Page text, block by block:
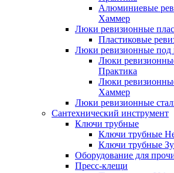
Алюминиевые
Хаммер
Люки ревизионные
Пластиковые
Люки ревизионные под
Люки
Практика
Люки
Хаммер
Люки ревизионные
Сантехнический инструмент
Ключи трубные
Ключи трубные
Ключи трубные
Оборудование для
Пресс-клещи